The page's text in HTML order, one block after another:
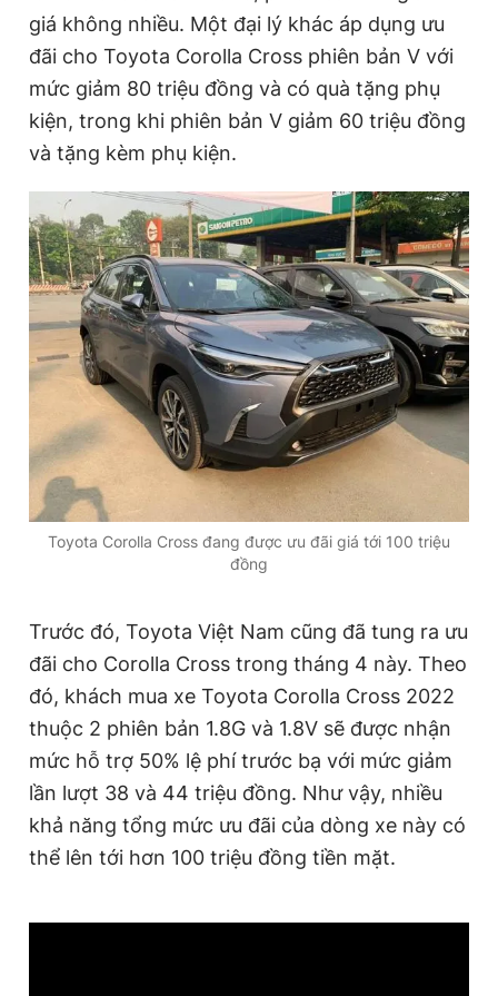
Hotline
0906 645 777
Liên hệ quảng cáo
0908 780 404
Đặt báo Quảng cáo RSS Tòa soạn Chính sách bảo
Tổng biên tập: Nguyễn Ngọc Toàn
Phó tổng biên tập thường trực: Hải Thành
Phó tổng biên tập: Trần Việt Hưng
Tổng thư ký tòa soạn: Đức Trung
Giấy phép xuất bản số 110/GP - BTTTT cấp ngày 24.3.2020
© 2003-2026 Bản quyền thuộc về Báo Thanh Niên. Cấm sao
chép dưới mọi hình thức nếu không có sự chấp thuận bằng văn
bản. Phát triển bởi ePi Technologies, JSC.
giá không nhiều. Một đại lý khác áp dụng ưu
đãi cho Toyota Corolla Cross phiên bản V với
mức giảm 80 triệu đồng và có quà tặng phụ
kiện, trong khi phiên bản V giảm 60 triệu đồng
và tặng kèm phụ kiện.
Toyota Corolla Cross đang được ưu đãi giá tới 100 triệu
đồng
Trước đó, Toyota Việt Nam cũng đã tung ra ưu
đãi cho Corolla Cross trong tháng 4 này. Theo
đó, khách mua xe Toyota Corolla Cross 2022
thuộc 2 phiên bản 1.8G và 1.8V sẽ được nhận
mức hỗ trợ 50% lệ phí trước bạ với mức giảm
lần lượt 38 và 44 triệu đồng. Như vậy, nhiều
khả năng tổng mức ưu đãi của dòng xe này có
thể lên tới hơn 100 triệu đồng tiền mặt.